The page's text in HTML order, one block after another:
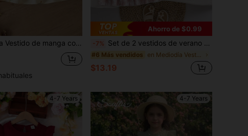
bordado, Vestido casual & elegante con cuello de volantes para niñas jóvenes, Verano
Ahorro de $0.99
-7% Set de 2 vestidos de verano casuales para niñas, vestido minimalista de unicolor con textura y tirantes finos con decoración de lazo, vestido con volantes en el bajo y estampado de hojas tropicales, transpirable y cómodo para vacaciones, playa y uso diario al aire libre
#6 Más vendidos
$13.19
4-7 Years 4-7 Years